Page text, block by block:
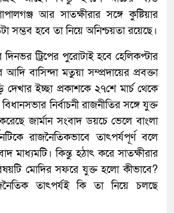
আর সাতক্ষীরার সঙ্গে কুষ্টিয়ার
সম্ভব হবে তা নিয়ে অনিশ্চয়তা রয়েছে।
ট্রিপের পুরোটাই হবে হেলিকপ্টার
বাসিন্দা মতুয়া সম্প্রদায়ের প্রবক্তা
দেখার ইচ্ছা প্রকাশকে ২৭শে মার্চ থেকে
নির্বাচনী রাজনীতির সঙ্গে যুক্ত
জার্মান সংবাদ ডয়চে ভেলে বাংলা
রাজনৈতিকভাবে তাৎপর্যপূর্ণ বলে
মাধ্যমটি। কিন্তু হঠাৎ করে সাতক্ষীরার
মোদির সফরে যুক্ত হলো কীভাবে?
তাৎপর্যই কি তা নিয়ে চলছে